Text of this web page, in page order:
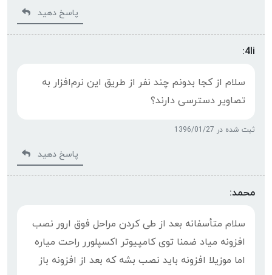
پاسخ دهید
4li:
سلام از کجا بدونم چند نفر از طریق این نرم‌افزار به
تصاویر دسترسی دارند؟
ثبت شده در 1396/01/27
پاسخ دهید
محمد:
سلام متأسفانه بعد از طی کردن مراحل فوق ارور نصب
افزونه میاد ضمنا توی کامپیوتر اکسپلورر راحت میاره
اما موزیلا افزونه باید نصب بشه که بعد از افزونه باز